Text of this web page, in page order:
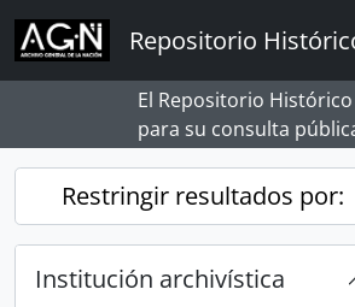
Skip to main content
Repositorio
El Repositorio
para su consulta
Restringir resultados por:
Institución archivística